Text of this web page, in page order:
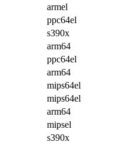
armel
ppc64el
s390x
arm64
ppc64el
arm64
mips64el
mips64el
arm64
mipsel
s390x